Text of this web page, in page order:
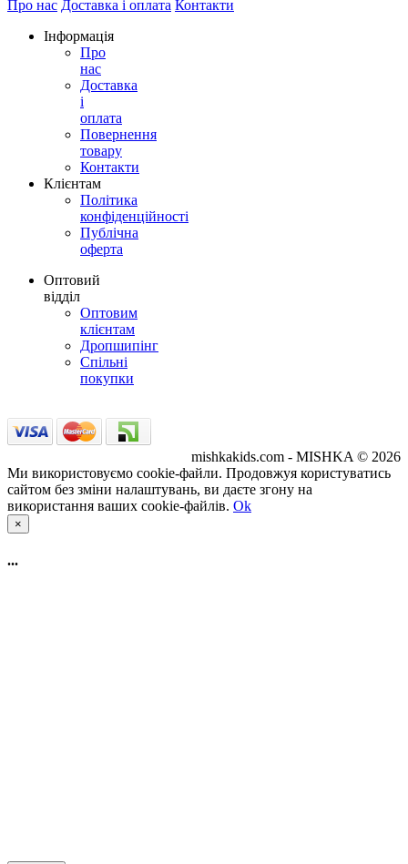
Про нас Доставка і оплата Контакти
Інформація
Про
нас
Доставка
і
оплата
Повернення
товару
Контакти
Клієнтам
Політика
конфіденційності
Публічна
оферта
Оптовий
відділ
Оптовим
клієнтам
Дропшипінг
Спільні
покупки
mishkakids.com - MISHKA © 2026
Ми використовуємо cookie-файли. Продовжуя користуватись
сайтом без зміни налаштувань, ви даєте згону на
використання ваших cookie-файлів. Ok
×
...